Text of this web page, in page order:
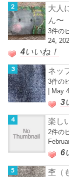
大人
ん〜
3件の
24,
4いいね！
ネッ
3件の
May
3
楽し
2件の
6
杢（